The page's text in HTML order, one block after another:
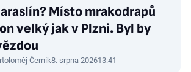
Místo mrakodrapů
velký jak v Plzni. Byl by
Černík8. srpna 202613:41